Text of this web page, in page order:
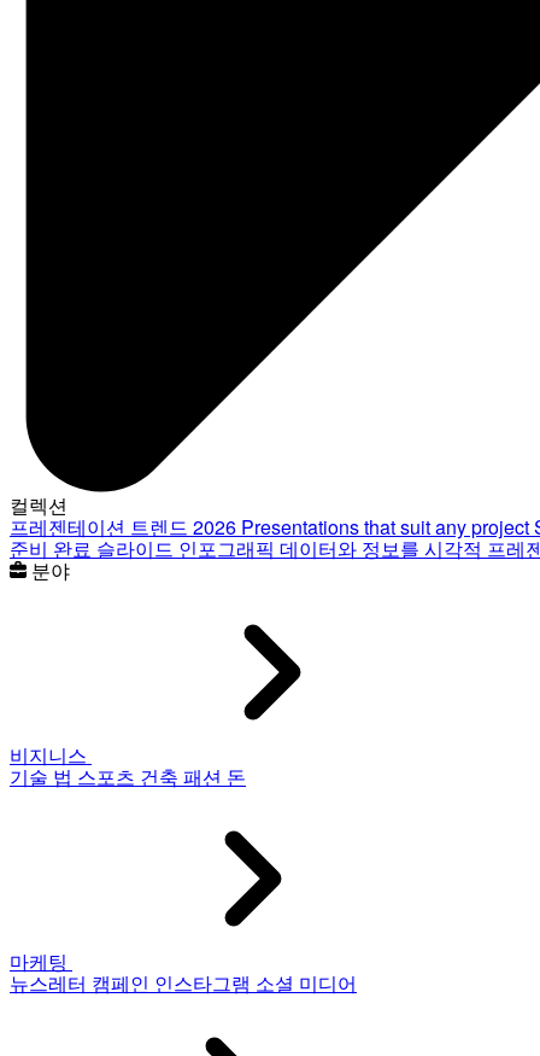
컬렉션
프레젠테이션 트렌드 2026 Presentations that suit any project
준비 완료 슬라이드 인포그래픽 데이터와 정보를 시각적 프레
분야
비지니스
기술 법 스포츠 건축 패션 돈
마케팅
뉴스레터 캠페인 인스타그램 소셜 미디어